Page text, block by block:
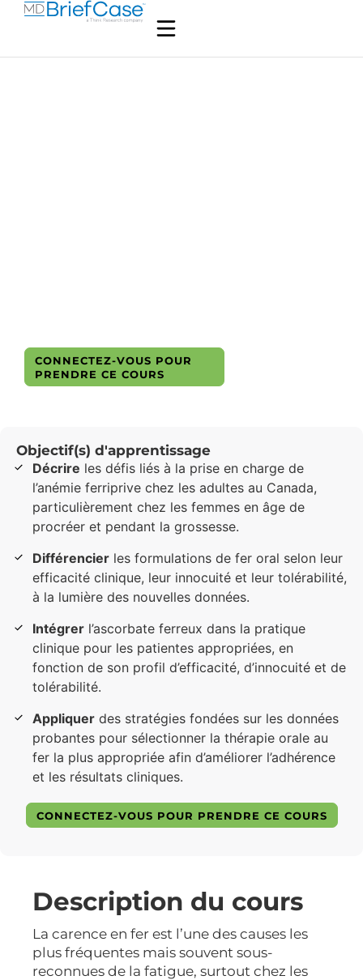
CONNECTEZ-VOUS POUR
PRENDRE CE COURS
Description du cours
La carence en fer est l’une des causes les
plus fréquentes mais souvent sous-
reconnues de la fatigue, surtout chez les
Objectif(s) d'apprentissage
Décrire les défis liés à la prise en charge de
l’anémie ferriprive chez les adultes au Canada,
particulièrement chez les femmes en âge de
procréer et pendant la grossesse.
Différencier les formulations de fer oral selon leur
efficacité clinique, leur innocuité et leur tolérabilité,
à la lumière des nouvelles données.
Intégrer l’ascorbate ferreux dans la pratique
clinique pour les patientes appropriées, en
fonction de son profil d’efficacité, d’innocuité et de
tolérabilité.
Appliquer des stratégies fondées sur les données
probantes pour sélectionner la thérapie orale au
fer la plus appropriée afin d’améliorer l’adhérence
et les résultats cliniques.
CONNECTEZ-VOUS POUR PRENDRE CE COURS